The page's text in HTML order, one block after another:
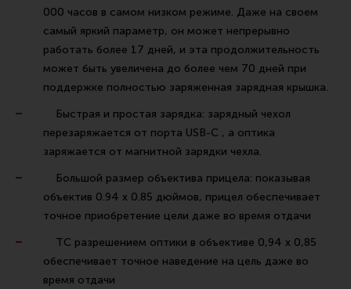
000 часов в самом низком режиме. Даже на своем
самый яркий параметр, он может непрерывно
работать более 17 дней, и эта продолжительность
может быть увеличена до более чем 70 дней при
поддержке полностью заряженная зарядная крышка.
Быстрая и простая зарядка: зарядный чехол
перезаряжается от порта USB-C , а оптика
заряжается от магнитной зарядки чехла.
Большой размер объектива прицела: показывая
объектив 0.94 x 0.85 дюймов, прицел обеспечивает
точное приобретение цели даже во время отдачи
ТС разрешением оптики в объективе 0,94 x 0,85
обеспечивает точное наведение на цель даже во
время отдачи